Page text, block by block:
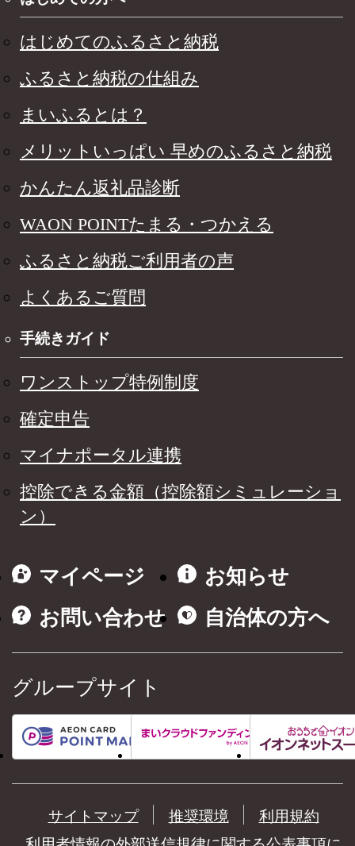
はじめてのふるさと納税
ふるさと納税の仕組み
まいふるとは？
メリットいっぱい 早めのふるさと納税
かんたん返礼品診断
WAON POINTたまる・つかえる
ふるさと納税ご利用者の声
よくあるご質問
手続きガイド
ワンストップ特例制度
確定申告
マイナポータル連携
控除できる金額（控除額シミュレーショ
ン）
マイページ
お知らせ
お問い合わせ
自治体の方へ
グループサイト
サイトマップ 推奨環境
利用規約